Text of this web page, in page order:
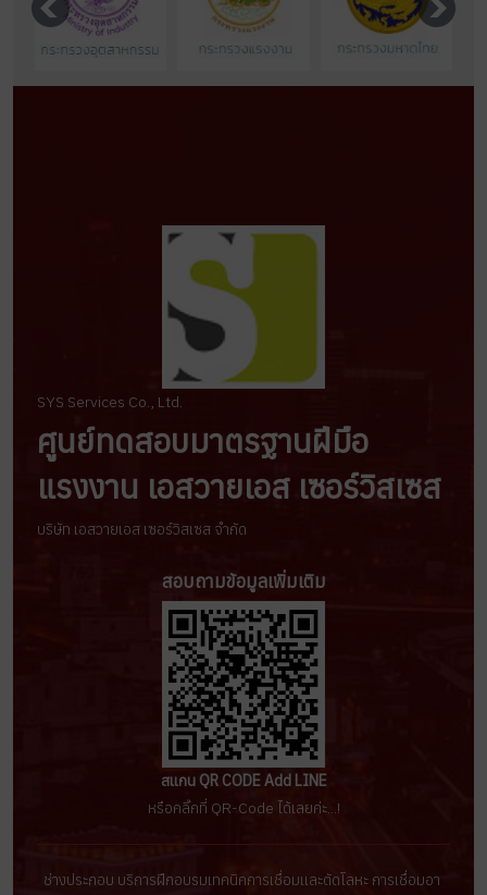
SYS Services Co., Ltd.
ศูนย์ทดสอบมาตรฐานฝีมือ
แรงงาน เอสวายเอส เซอร์วิสเซส
บริษัท เอสวายเอส เซอร์วิสเซส จำกัด
สอบถามข้อมูลเพิ่มเติม
สแกน QR CODE Add LINE
หรือคลิ๊กที่ QR-Code ได้เลยค่ะ...!
ช่างประกอบ บริการฝึกอบรมเทคนิคการเชื่อมเเละตัดโลหะ การเชื่อมอา